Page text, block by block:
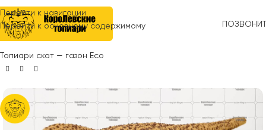
Перейти к навигации
Перейти к основному содержимому
Главная»Топиари»Животные
Топиари скат — газон Есо